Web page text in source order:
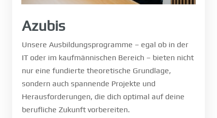
Azubis
Unsere Ausbildungsprogramme – egal ob in der
IT oder im kaufmännischen Bereich – bieten nicht
nur eine fundierte theoretische Grundlage,
sondern auch spannende Projekte und
Herausforderungen, die dich optimal auf deine
berufliche Zukunft vorbereiten.